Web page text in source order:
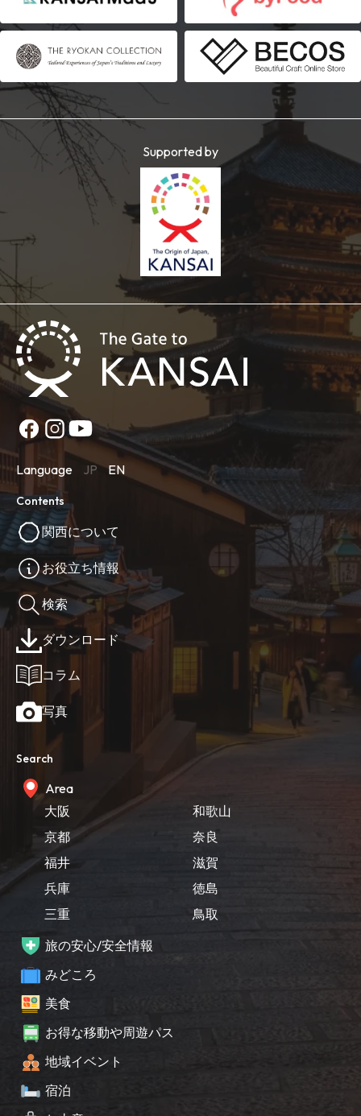
Supported by
Language JP EN
Contents
関西について
お役立ち情報
検索
ダウンロード
コラム
写真
Search
Area
大阪
京都
福井
兵庫
三重
和歌山
奈良
滋賀
徳島
鳥取
旅の安心/安全情報
みどころ
美食
お得な移動や周遊パス
地域イベント
宿泊